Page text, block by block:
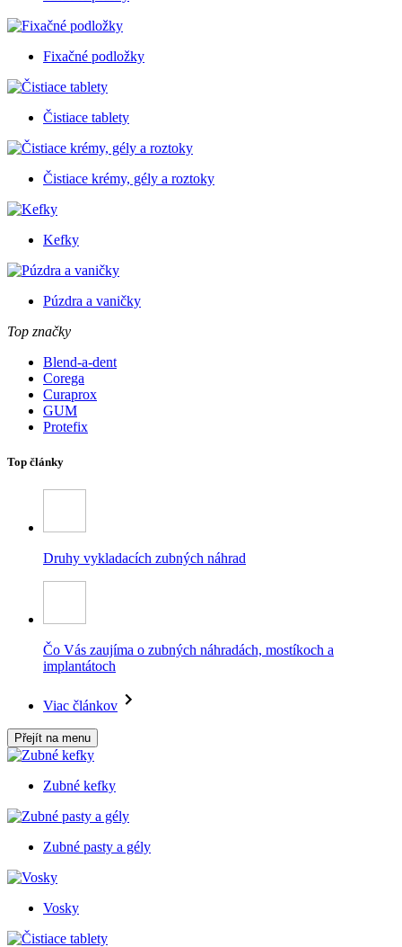
Fixačné podložky
Čistiace tablety
Čistiace krémy, gély a roztoky
Kefky
Púzdra a vaničky
Top značky
Blend-a-dent
Corega
Curaprox
GUM
Protefix
Top články
Druhy vykladacích zubných náhrad
Čo Vás zaujíma o zubných náhradách, mostíkoch a
implantátoch
Viac článkov
Přejít na menu
Zubné kefky
Zubné pasty a gély
Vosky